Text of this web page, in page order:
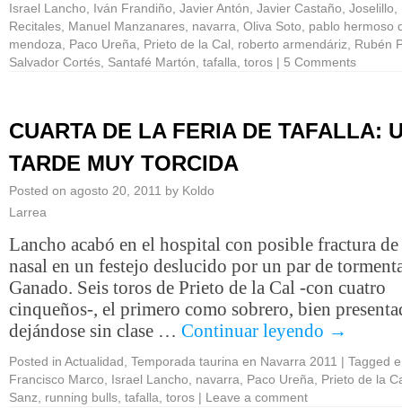
Israel Lancho Iván Frandiño Javier Antón Javier Castaño Joselillo
Recitales Manuel Manzanares navarra Oliva Soto
pablo hermoso
mendoza
Paco Ureña Prieto de la Cal roberto armendáriz
Rubén
Salvador Cortés Santafé Martón tafalla toros | 5 Comments
CUARTA DE LA FERIA DE TAFALLA:
TARDE MUY TORCIDA
Posted on agosto 20, 2011 by Koldo
Larrea
Lancho acabó en el hospital con posible fractura
nasal en un festejo deslucido por un par de
Ganado. Seis toros de Prieto de la Cal -con cuatro
cinqueños-, el primero como sobrero, bien
dejándose sin clase … Continuar leyendo →
Posted in Actualidad Temporada taurina en Navarra 2011 | Tagged
Francisco Marco
Israel Lancho navarra Paco Ureña
Prieto de la
Sanz
running bulls tafalla toros | Leave a comment